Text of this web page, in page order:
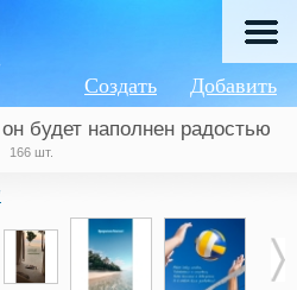
Добавить
Создать
будет наполнен радостью
166 шт.